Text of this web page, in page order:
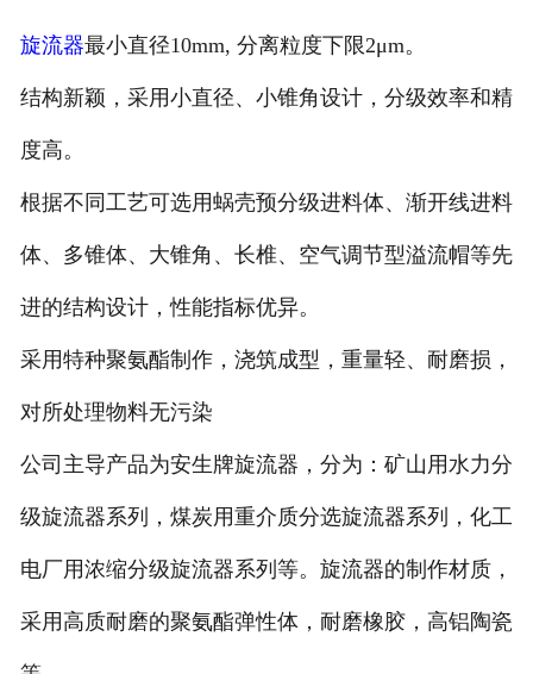
旋流器最小直径10mm, 分离粒度下限2μm。
结构新颖，采用小直径、小锥角设计，分级效率和精
度高。
根据不同工艺可选用蜗壳预分级进料体、渐开线进料
体、多锥体、大锥角、长椎、空气调节型溢流帽等先
进的结构设计，性能指标优异。
采用特种聚氨酯制作，浇筑成型，重量轻、耐磨损，
对所处理物料无污染
公司主导产品为安生牌旋流器，分为：矿山用水力分
级旋流器系列，煤炭用重介质分选旋流器系列，化工
电厂用浓缩分级旋流器系列等。旋流器的制作材质，
采用高质耐磨的聚氨酯弹性体，耐磨橡胶，高铝陶瓷